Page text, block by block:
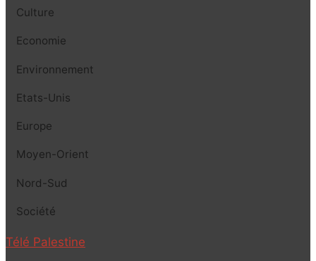
Culture
Economie
Environnement
Etats-Unis
Europe
Moyen-Orient
Nord-Sud
Société
Télé Palestine